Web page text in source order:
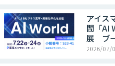
アイス
間「AI
展 ブ
2026/07/